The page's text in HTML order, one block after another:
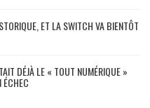
ET LA SWITCH VA BIENTÔT
DÉJÀ LE « TOUT NUMÉRIQUE »